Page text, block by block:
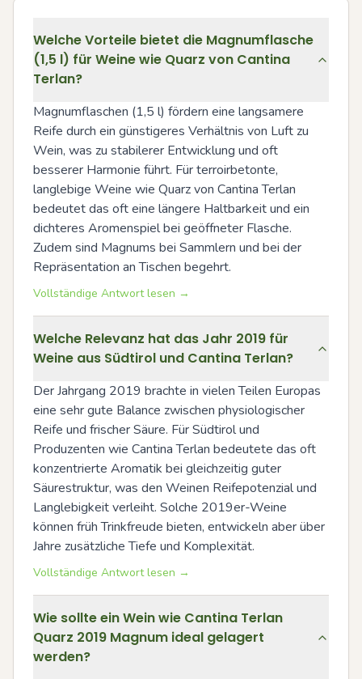
Welche Vorteile bietet die Magnumflasche
(1,5 l) für Weine wie Quarz von Cantina
Terlan?
Magnumflaschen (1,5 l) fördern eine langsamere
Reife durch ein günstigeres Verhältnis von Luft zu
Wein, was zu stabilerer Entwicklung und oft
besserer Harmonie führt. Für terroirbetonte,
langlebige Weine wie Quarz von Cantina Terlan
bedeutet das oft eine längere Haltbarkeit und ein
dichteres Aromenspiel bei geöffneter Flasche.
Zudem sind Magnums bei Sammlern und bei der
Repräsentation an Tischen begehrt.
Vollständige Antwort lesen →
Welche Relevanz hat das Jahr 2019 für
Weine aus Südtirol und Cantina Terlan?
Der Jahrgang 2019 brachte in vielen Teilen Europas
eine sehr gute Balance zwischen physiologischer
Reife und frischer Säure. Für Südtirol und
Produzenten wie Cantina Terlan bedeutete das oft
konzentrierte Aromatik bei gleichzeitig guter
Säurestruktur, was den Weinen Reifepotenzial und
Langlebigkeit verleiht. Solche 2019er-Weine
können früh Trinkfreude bieten, entwickeln aber über
Jahre zusätzliche Tiefe und Komplexität.
Vollständige Antwort lesen →
Wie sollte ein Wein wie Cantina Terlan
Quarz 2019 Magnum ideal gelagert
werden?